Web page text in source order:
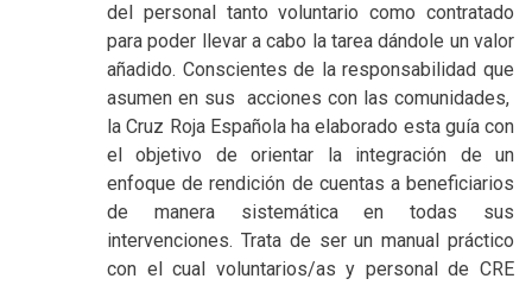
del personal tanto voluntario como contratado
para poder llevar a cabo la tarea dándole un valor
añadido. Conscientes de la responsabilidad que
asumen en sus acciones con las comunidades,
la Cruz Roja Española ha elaborado esta guía con
el objetivo de orientar la integración de un
enfoque de rendición de cuentas a beneficiarios
de manera sistemática en todas sus
intervenciones. Trata de ser un manual práctico
con el cual voluntarios/as y personal de CRE